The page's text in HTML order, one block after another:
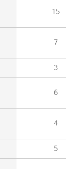
15
7
3
6
4
5